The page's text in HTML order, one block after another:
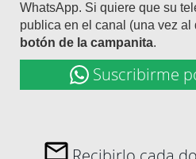
WhatsApp. Si quiere que su
publica en el canal (una vez al
botón de la campanita.
Suscribirme